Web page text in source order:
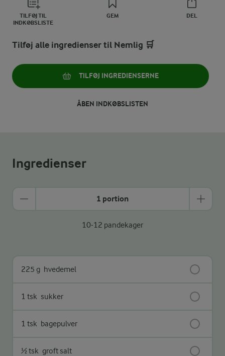
TILFØJ TIL
INDKØBSLISTE
GEM DEL
Tilføj alle ingredienser til Nemlig 🛒
TILFØJ INGREDIENSERNE
ÅBEN INDKØBSLISTEN
Ingredienser
1 portion
10-12 pandekager
225 g hvedemel
1 tsk sukker
1 tsk bagepulver
½ tsk groft salt